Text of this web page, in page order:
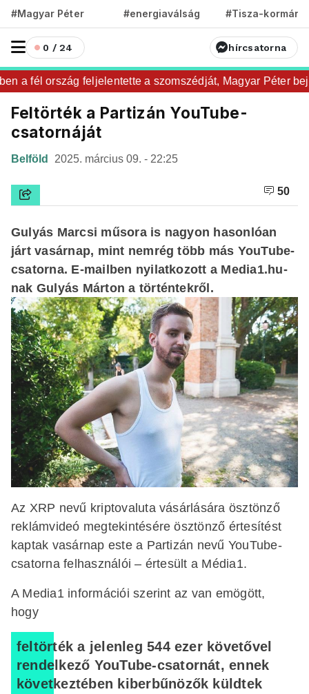
#Magyar Péter #energiaválság #Tisza-kormány
0 / 24 hírcsatorna
a fél ország feljelentette a szomszédját, Magyar Péter
Feltörték a Partizán YouTube-
csatornáját
Belföld 2025. március 09. - 22:25
50
Gulyás Marcsi műsora is nagyon hasonlóan
járt vasárnap, mint nemrég több más YouTube-
csatorna. E-mailben nyilatkozott a Media1.hu-
nak Gulyás Márton a történtekről.
Az XRP nevű kriptovaluta vásárlására ösztönző
reklámvideó megtekintésére ösztönző értesítést
kaptak vasárnap este a Partizán nevű YouTube-
csatorna felhasználói – értesült a Média1.
A Media1 információi szerint az van emögött,
hogy
feltörték a jelenleg 544 ezer követővel
rendelkező YouTube-csatornát, ennek
következtében kiberbűnözők küldtek